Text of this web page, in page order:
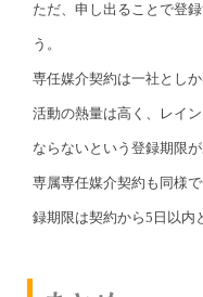
ただ、申し出ることで登
う。
専任媒介契約は一社とし
活動の熱量は高く、レイ
ならないという登録期限が
専属専任媒介契約も同様
録期限は契約から5日以内